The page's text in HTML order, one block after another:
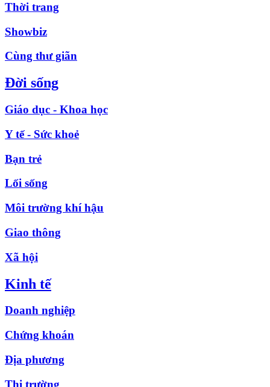
Thời trang
Showbiz
Cùng thư giãn
Đời sống
Giáo dục - Khoa học
Y tế - Sức khoẻ
Bạn trẻ
Lối sống
Môi trường khí hậu
Giao thông
Xã hội
Kinh tế
Doanh nghiệp
Chứng khoán
Địa phương
Thị trường